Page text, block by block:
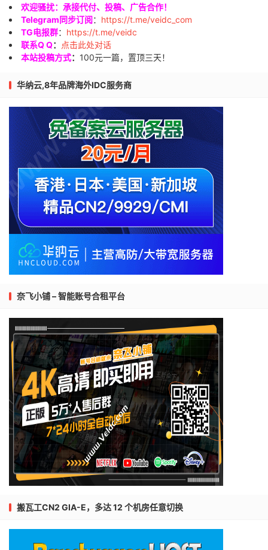
欢迎骚扰：承接代付、投稿、广告合作！
Telegram同步订阅： https://t.me/veidc_com
TG电报群： https://t.me/veidc
联系Q Q： 点击此处对话
本站投稿方式： 100元一篇，置顶三天！
华纳云,8年品牌海外IDC服务商
奈飞小铺 – 智能账号合租平台
搬瓦工CN2 GIA-E，多达 12 个机房任意切换